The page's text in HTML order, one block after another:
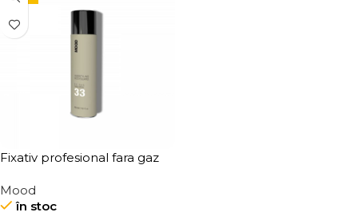
Fixativ profesional fara gaz
Spray No Gas
Mood
în stoc